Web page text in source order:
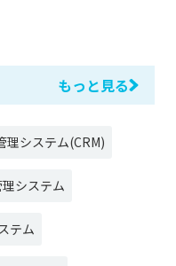
もっと見る
理システム(CRM)
システム
テム